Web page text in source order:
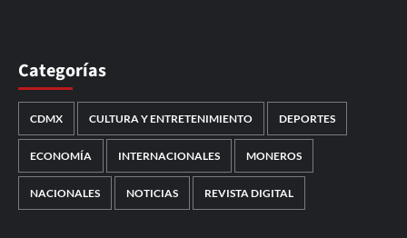
Categorías
CDMX CULTURA Y ENTRETENIMIENTO DEPORTES
ECONOMÍA INTERNACIONALES MONEROS
NACIONALES NOTICIAS REVISTA DIGITAL